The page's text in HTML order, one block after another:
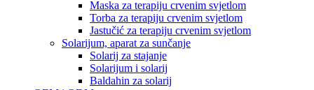
Maska za terapiju crvenim svjetlom
Torba za terapiju crvenim svjetlom
Jastučić za terapiju crvenim svjetlom
Solarijum, aparat za sunčanje
Solarij za stajanje
Solarijum i solarij
Baldahin za solarij